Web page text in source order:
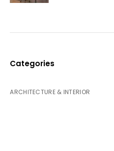
Categories
ARCHITECTURE & INTERIOR